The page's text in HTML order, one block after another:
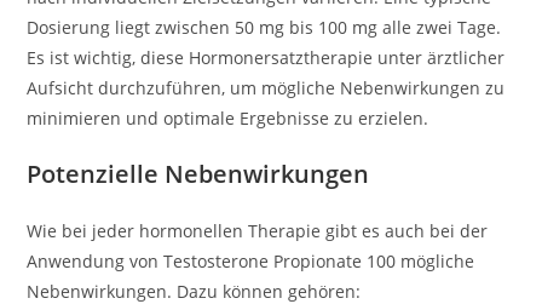
Dosierung liegt zwischen 50 mg bis 100 mg alle zwei Tage.
Es ist wichtig, diese Hormonersatztherapie unter ärztlicher
Aufsicht durchzuführen, um mögliche Nebenwirkungen zu
minimieren und optimale Ergebnisse zu erzielen.
Potenzielle Nebenwirkungen
Wie bei jeder hormonellen Therapie gibt es auch bei der
Anwendung von Testosterone Propionate 100 mögliche
Nebenwirkungen. Dazu können gehören: